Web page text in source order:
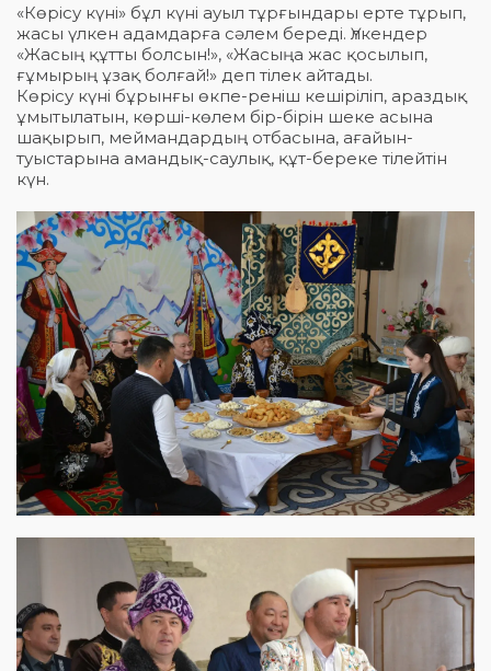
«Көрісу күні» бұл күні ауыл тұрғындары ерте тұрып,
жасы үлкен адамдарға сәлем береді. Үлкендер
«Жасың құтты болсын!», «Жасыңа жас қосылып,
ғұмырың ұзақ болғай!» деп тілек айтады.
Көрісу күні бұрынғы өкпе-реніш кешіріліп, араздық
ұмытылатын, көрші-көлем бір-бірін шеке асына
шақырып, меймандардың отбасына, ағайын-
туыстарына амандық-саулық, құт-береке тілейтін
күн.